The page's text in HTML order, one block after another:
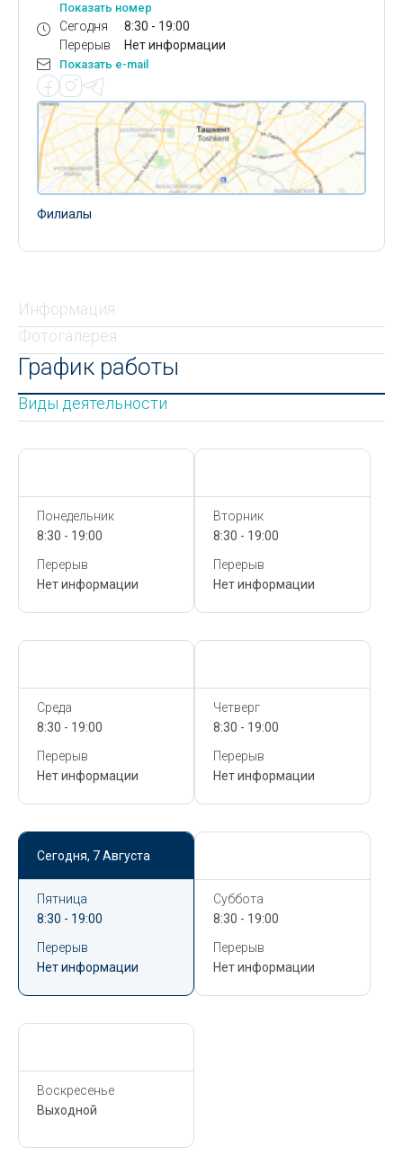
Показать номер
Сегодня
Перерыв
8:30 - 19:00
Нет информации
Показать e-mail
Филиалы
Информация
Фотогалерея
График работы
Виды деятельности
Понедельник
8:30 - 19:00
Перерыв
Нет информации
Вторник
8:30 - 19:00
Перерыв
Нет информации
Среда
8:30 - 19:00
Перерыв
Нет информации
Четверг
8:30 - 19:00
Перерыв
Нет информации
Сегодня, 7 Августа
Пятница
8:30 - 19:00
Перерыв
Нет информации
Суббота
8:30 - 19:00
Перерыв
Нет информации
Воскресенье
Выходной